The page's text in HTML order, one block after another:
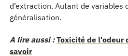
d’extraction. Autant de variables
généralisation.
A lire aussi : Toxicité de l'odeur
savoir